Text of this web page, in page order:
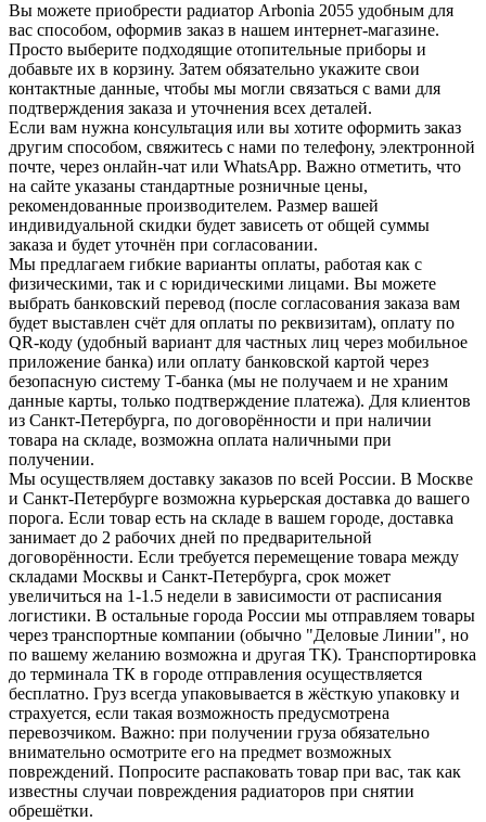
Вы можете приобрести радиатор Arbonia 2055 удобным для
вас способом, оформив заказ в нашем интернет-магазине.
Просто выберите подходящие отопительные приборы и
добавьте их в корзину. Затем обязательно укажите свои
контактные данные, чтобы мы могли связаться с вами для
подтверждения заказа и уточнения всех деталей.
Если вам нужна консультация или вы хотите оформить заказ
другим способом, свяжитесь с нами по телефону, электронной
почте, через онлайн-чат или WhatsApp. Важно отметить, что
на сайте указаны стандартные розничные цены,
рекомендованные производителем. Размер вашей
индивидуальной скидки будет зависеть от общей суммы
заказа и будет уточнён при согласовании.
Мы предлагаем гибкие варианты оплаты, работая как с
физическими, так и с юридическими лицами. Вы можете
выбрать банковский перевод (после согласования заказа вам
будет выставлен счёт для оплаты по реквизитам), оплату по
QR-коду (удобный вариант для частных лиц через мобильное
приложение банка) или оплату банковской картой через
безопасную систему Т-банка (мы не получаем и не храним
данные карты, только подтверждение платежа). Для клиентов
из Санкт-Петербурга, по договорённости и при наличии
товара на складе, возможна оплата наличными при
получении.
Мы осуществляем доставку заказов по всей России. В Москве
и Санкт-Петербурге возможна курьерская доставка до вашего
порога. Если товар есть на складе в вашем городе, доставка
занимает до 2 рабочих дней по предварительной
договорённости. Если требуется перемещение товара между
складами Москвы и Санкт-Петербурга, срок может
увеличиться на 1-1.5 недели в зависимости от расписания
логистики. В остальные города России мы отправляем товары
через транспортные компании (обычно "Деловые Линии", но
по вашему желанию возможна и другая ТК). Транспортировка
до терминала ТК в городе отправления осуществляется
бесплатно. Груз всегда упаковывается в жёсткую упаковку и
страхуется, если такая возможность предусмотрена
перевозчиком. Важно: при получении груза обязательно
внимательно осмотрите его на предмет возможных
повреждений. Попросите распаковать товар при вас, так как
известны случаи повреждения радиаторов при снятии
обрешётки.